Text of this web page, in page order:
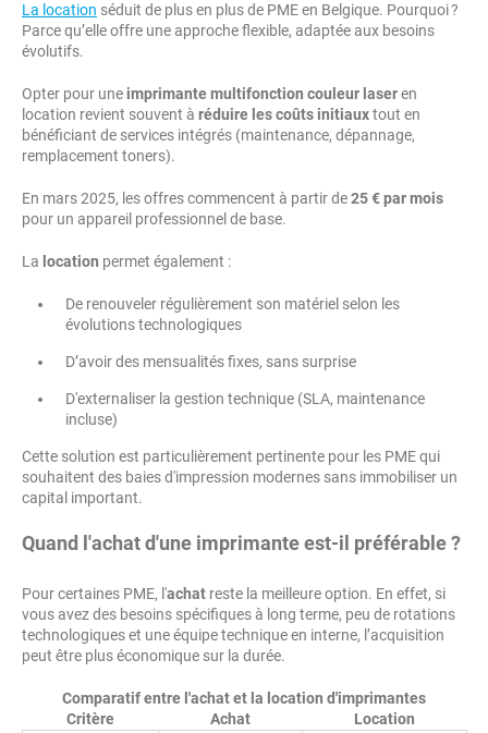
La location séduit de plus en plus de PME en Belgique. Pourquoi ?
Parce qu’elle offre une approche flexible, adaptée aux besoins
évolutifs.
Opter pour une imprimante multifonction couleur laseren
location revient souvent à réduire les coûts initiauxtout en
bénéficiant de services intégrés (maintenance, dépannage,
remplacement toners).
En mars 2025, les offres commencent à partir de25 € par mois
pour un appareil professionnel de base.
La location permet également :
De renouveler régulièrement son matériel selon les
évolutions technologiques
D’avoir des mensualités fixes, sans surprise
D'externaliser la gestion technique (SLA, maintenance
incluse)
Cette solution est particulièrement pertinente pour les PME qui
souhaitent des baies d'impression modernes sans immobiliser un
capital important.
Quand l'achat d'une imprimante est-il préférable ?
Pour certaines PME, l'achat reste la meilleure option. En effet, si
vous avez des besoins spécifiques à long terme, peu de rotations
technologiques et une équipe technique en interne, l’acquisition
peut être plus économique sur la durée.
Comparatif entre l'achat et la location d'imprimantes
Critère
Achat Location